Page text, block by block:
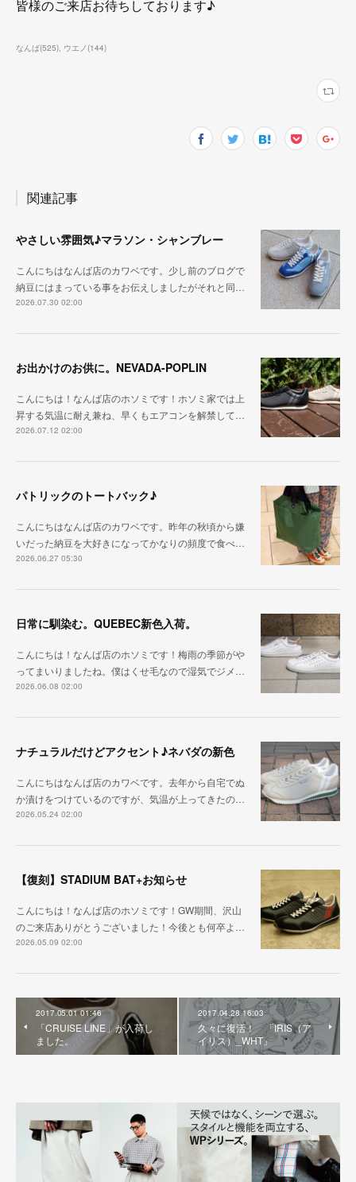
皆様のご来店お待ちしております♪
なんば(525) ウエノ(144)
関連記事
やさしい雰囲気♪マラソン・シャンブレー
こんにちはなんば店のカワベです。少し前のブログで
納豆にはまっている事をお伝えしましたがそれと同…
2026.07.30 02:00
お出かけのお供に。NEVADA-POPLIN
こんにちは！なんば店のホソミです！ホソミ家では上
昇する気温に耐え兼ね、早くもエアコンを解禁して…
2026.07.12 02:00
パトリックのトートバック♪
こんにちはなんば店のカワベです。昨年の秋頃から嫌
いだった納豆を大好きになってかなりの頻度で食べ…
2026.06.27 05:30
日常に馴染む。QUEBEC新色入荷。
こんにちは！なんば店のホソミです！梅雨の季節がや
ってまいりましたね。僕はくせ毛なので湿気でジメ…
2026.06.08 02:00
ナチュラルだけどアクセント♪ネバダの新色
こんにちはなんば店のカワベです。去年から自宅でぬ
か漬けをつけているのですが、気温が上ってきたの…
2026.05.24 02:00
【復刻】STADIUM BAT+お知らせ
こんにちは！なんば店のホソミです！GW期間、沢山
のご来店ありがとうございました！今後とも何卒よ…
2026.05.09 02:00
2017.05.01 01:46
「CRUISE LINE」が入荷し
ました。
2017.04.28 16:03
久々に復活！ 「IRIS（ア
イリス）_WHT」